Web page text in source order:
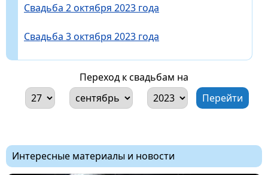
Свадьба 2 октября 2023 года
Свадьба 3 октября 2023 года
Переход к свадьбам на
Интересные материалы и новости